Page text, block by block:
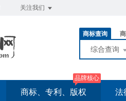
关注我们
商标查询
综合查询
商标、专利、版权
品牌核心
法